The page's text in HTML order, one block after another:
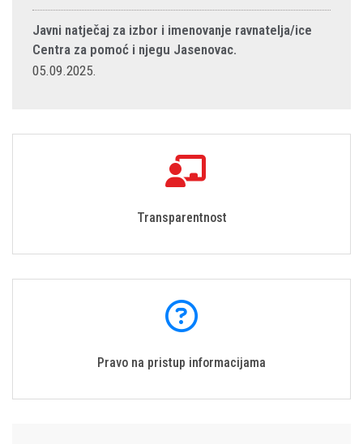
Javni natječaj za izbor i imenovanje ravnatelja/ice
Centra za pomoć i njegu Jasenovac.
05.09.2025.
Transparentnost
Pravo na pristup informacijama